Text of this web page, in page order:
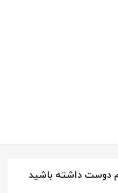
دوست داشته باشید